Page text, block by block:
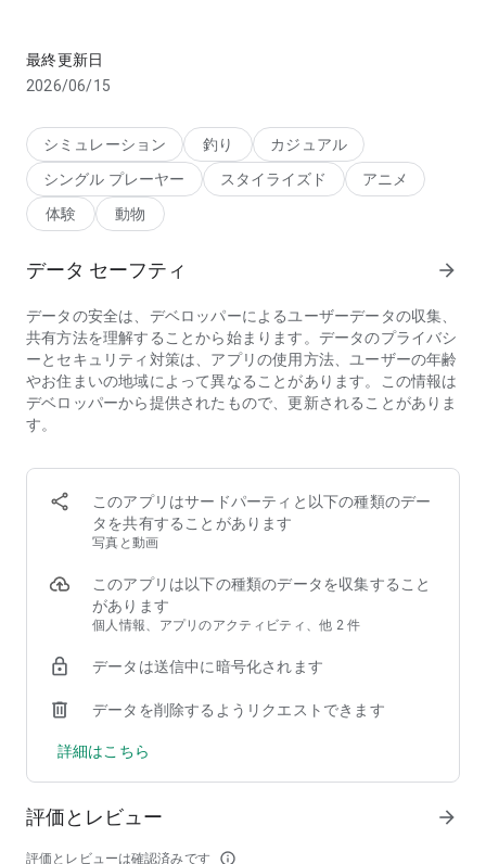
り！お気に入りの釣り竿でのんび～りしながら魚を釣ったり、
一人でも大人数でも参加できるイベントで盛り上がったり、い
①まずはつり場を選ぼう！
②竿を投げて釣りをしよう！
③サカナがかかったら、タイミングをあわせてタップを繰り返
す！
④魚を釣り上げる！（何が釣れるかはつり上ってからのお楽し
魚釣りゲームを存分にお楽しみ頂けます。
さっそく、『釣り★スタ』でつりゲームを楽しもう！
･｡+★☆+ チュートリアルクリアで特上竿プレゼント♪
+☆★+｡･
手強い魚や大物も簡単にゲットできる竿をプレゼント中！
〓〓〓〓〓〓★ゲームの特徴★〓〓〓〓〓〓
【1】川釣りと海釣りどちらも楽しめる釣りゲーム
・川釣りは竿を投げて浮きが沈んだらタイミングよくタップ！
海釣りはルアーをを引いて、魚に♡マークが出たらルアーにか
かるタイミング！
・竿、シカケ、リール、エサ、ルアーがたくさん！魚の特性に
合わせて、うまく組み合わせていろんなさかなをゲットしよ
【2】魚を釣り上げてポイントをゲット！
たらリールやエサなどと交換して試してみよう！
利なアイテムが魚と一緒につり上がるよ！
クサフグから、ニジマス、アユなど渓流のサカナも！海の魚も
イやスズキも！
最終更新日
2026/06/15
シミュレーション 釣り
カジュアル
シングル プレーヤー
スタイライズド
アニメ
体験
動物
データ セーフティ arrow_forward
データの安全は、デベロッパーによるユーザーデータの収集、
共有方法を理解することから始まります。データのプライバシ
ーとセキュリティ対策は、アプリの使用方法、ユーザーの年齢
やお住まいの地域によって異なることがあります。この情報は
デベロッパーから提供されたもので、更新されることがありま
す。
このアプリはサードパーティと以下の種類のデー
タを共有することがあります
写真と動画
このアプリは以下の種類のデータを収集すること
があります
個人情報、アプリのアクティビティ、他 2 件
データは送信中に暗号化されます
データを削除するようリクエストできます
詳細はこちら
評価とレビュー
評価とレビューは確認済みです info_outline
arrow_forward